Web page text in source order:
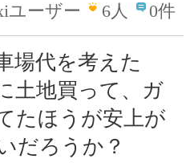
ユーザー
6人 0件
場代を考えた
土地買って、ガ
たほうが安上が
だろうか？